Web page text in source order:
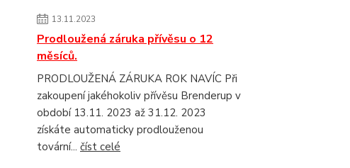
13.11.2023
Prodloužená záruka přívěsu o 12
měsíců.
PRODLOUŽENÁ ZÁRUKA ROK NAVÍC Při
zakoupení jakéhokoliv přívěsu Brenderup v
období 13.11. 2023 až 31.12. 2023
získáte automaticky prodlouženou
tovární... číst celé